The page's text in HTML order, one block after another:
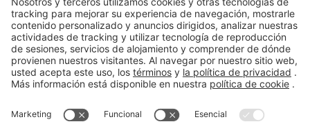
Memphis
Eduardo Ribeiro
CEO
“Con GeneXus desarrollamos una
acompañar todas las etapas de la